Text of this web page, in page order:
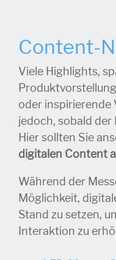
Content-
Viele Highlights,
oder inspirierende
jedoch, sobald
Hier sollten Sie
digitalen Content
Während der
Möglichkeit,
Stand zu setzen,
Interaktion zu